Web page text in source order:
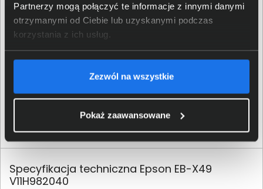
Partnerzy mogą połączyć te informacje z innymi danymi
otrzymanymi od Ciebie lub uzyskanymi podczas
korzystania z ich usług.
Zezwól na wszystkie
Pokaż zaawansowane
Specyfikacja techniczna Epson EB-X49
V11H982040